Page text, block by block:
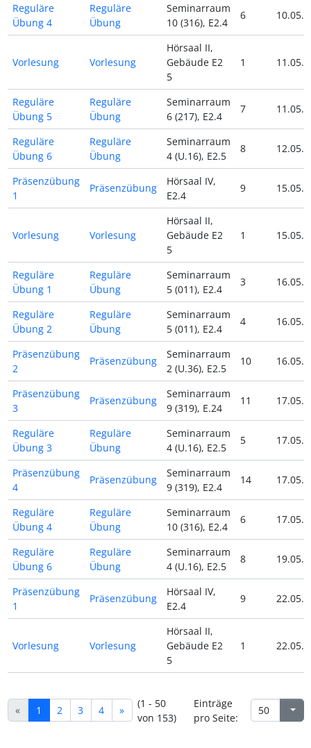
Reguläre
Übung 4
Reguläre
Übung
Seminarraum
10 (316), E2.4
6
Vorlesung Vorlesung
Hörsaal II,
Gebäude E2
5
1
Reguläre
Übung 5
Reguläre
Übung
Seminarraum
6 (217), E2.4
7
Reguläre
Übung 6
Reguläre
Übung
Seminarraum
4 (U.16), E2.5
8
Präsenzübung
1
Präsenzübung
Hörsaal IV,
E2.4
9
Vorlesung Vorlesung
Hörsaal II,
Gebäude E2
5
1
Reguläre
Übung 1
Reguläre
Übung
Seminarraum
5 (011), E2.4
3
Reguläre
Übung 2
Reguläre
Übung
Seminarraum
5 (011), E2.4
4
Präsenzübung
2
Präsenzübung
Seminarraum
2 (U.36), E2.5
10
Präsenzübung
3
Präsenzübung
Seminarraum
9 (319), E.24
11
Reguläre
Übung 3
Reguläre
Übung
Seminarraum
4 (U.16), E2.5
5
Präsenzübung
4
Präsenzübung
Seminarraum
9 (319), E2.4
14
Reguläre
Übung 4
Reguläre
Übung
Seminarraum
10 (316), E2.4
6
Reguläre
Übung 6
Reguläre
Übung
Seminarraum
4 (U.16), E2.5
8
Präsenzübung
1
Präsenzübung
Hörsaal IV,
E2.4
9
Vorlesung Vorlesung
Hörsaal II,
Gebäude E2
5
1
« 1 2 3 4 »
(1 - 50
von 153)
Einträge
pro Seite: